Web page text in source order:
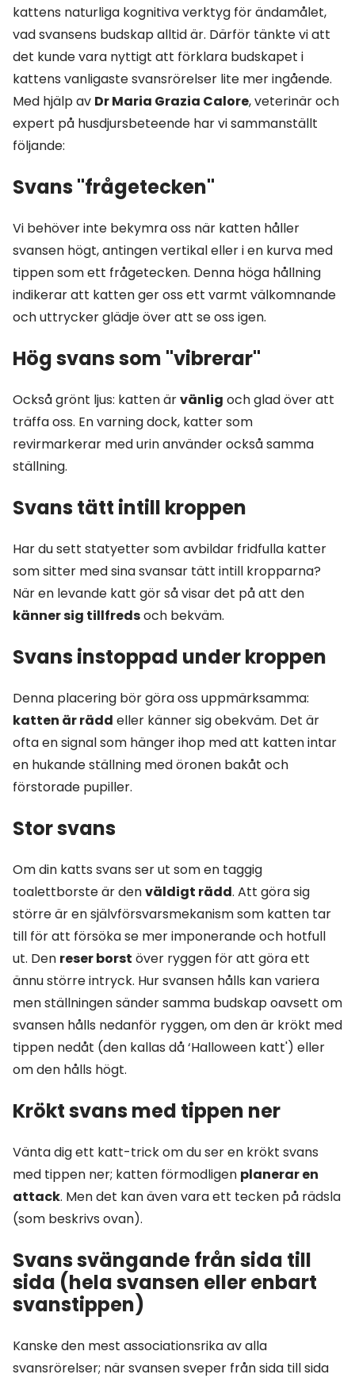
kattens naturliga kognitiva verktyg för ändamålet,
vad svansens budskap alltid är. Därför tänkte vi att
det kunde vara nyttigt att förklara budskapet i
kattens vanligaste svansrörelser lite mer ingående.
Med hjälp av Dr Maria Grazia Calore, veterinär och
expert på husdjursbeteende har vi sammanställt
följande:
Svans "frågetecken"
Vi behöver inte bekymra oss när katten håller
svansen högt, antingen vertikal eller i en kurva med
tippen som ett frågetecken. Denna höga hållning
indikerar att katten ger oss ett varmt välkomnande
och uttrycker glädje över att se oss igen.
Hög svans som "vibrerar"
Också grönt ljus: katten ärvänlig och glad över att
träffa oss. En varning dock, katter som
revirmarkerar med urin använder också samma
ställning.
Svans tätt intill kroppen
Har du sett statyetter som avbildar fridfulla katter
som sitter med sina svansar tätt intill kropparna?
När en levande katt gör så visar det på att den
känner sig tillfredsoch bekväm.
Svans instoppad under kroppen
Denna placering bör göra oss uppmärksamma:
katten är rädd eller känner sig obekväm. Det är
ofta en signal som hänger ihop med att katten intar
en hukande ställning med öronen bakåt och
förstorade pupiller.
Stor svans
Om din katts svans ser ut som en taggig
toalettborste är denväldigt rädd. Att göra sig
större är en självförsvarsmekanism som katten tar
till för att försöka se mer imponerande och hotfull
ut. Den reser borst över ryggen för att göra ett
ännu större intryck. Hur svansen hålls kan variera
men ställningen sänder samma budskap oavsett om
svansen hålls nedanför ryggen, om den är krökt med
tippen nedåt (den kallas då ‘Halloween katt') eller
om den hålls högt.
Krökt svans med tippen ner
Vänta dig ett katt-trick om du ser en krökt svans
med tippen ner; katten förmodligen planerar en
attack. Men det kan även vara ett tecken på rädsla
(som beskrivs ovan).
Svans svängande från sida till
sida (hela svansen eller enbart
svanstippen)
Kanske den mest associationsrika av alla
svansrörelser; när svansen sveper från sida till sida